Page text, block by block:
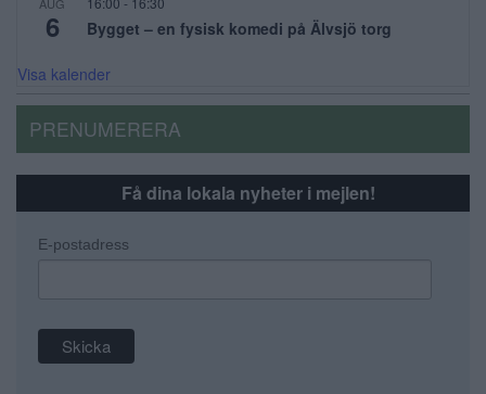
6 Bygget – en fysisk komedi på Älvsjö torg
Visa kalender
PRENUMERERA
Få dina lokala nyheter i mejlen!
E-postadress